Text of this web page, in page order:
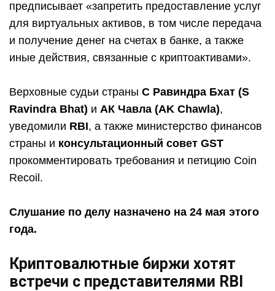
предписывает «запретить предоставление услуг
для виртуальных активов, в том числе передача
и получение денег на счетах в банке, а также
иные действия, связанные с криптоактивами».
Верховные судьи страны С Равиндра Бхат (S
Ravindra Bhat) и АК Чавла (AK Chawla),
уведомили RBI, а также министерство финансов
страны и консультационный совет GST
прокомментировать требования и петицию Coin
Recoil.
Слушание по делу назначено на 24 мая этого
года.
Криптовалютные биржи хотят
встречи с представителями RBI